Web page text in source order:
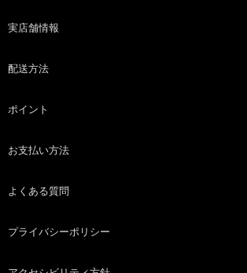
実店舗情報
配送方法
ポイント
お支払い方法
よくある質問
プライバシーポリシー